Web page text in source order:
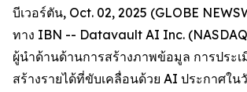
บีเวอร์ตัน, Oct. 02, 2025 (GLOBE
ทาง IBN -- Datavault AI Inc.
ผู้นำด้านด้านการสร้างภาพข้อมูล การประ
สร้างรายได้ที่ขับเคลื่อนด้วย AI ประกาศใน